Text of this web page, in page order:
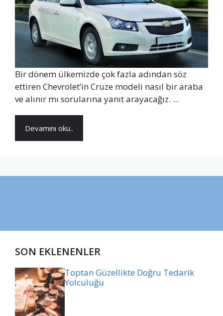
Bir dönem ülkemizde çok fazla adından söz
ettiren Chevrolet’in Cruze modeli nasıl bir araba
ve alınır mı sorularına yanıt arayacağız. ...
Devamını oku..
SON EKLENENLER
Toptan Güzellikte Doğru Tedarik
Yolculuğu